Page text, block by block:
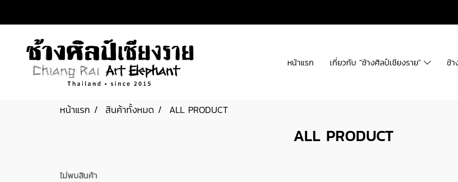
หน้าแรก เกี่ยวกับ "ช้างศิลป์เชียงราย" ช้า
หน้าแรก สินค้าทั้งหมด ALL PRODUCT
ALL PRODUCT
ไม่พบสินค้า